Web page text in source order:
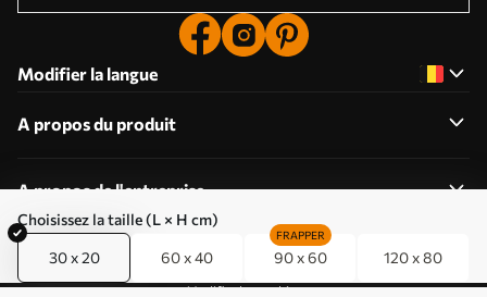
Choisissez la taille (L × H cm)
30 x 20 60 x 40 90 x 60
FRAPPER
120 x 80
Modifier la langue
A propos du produit
A propos de l'entreprise
Modifier les cookies